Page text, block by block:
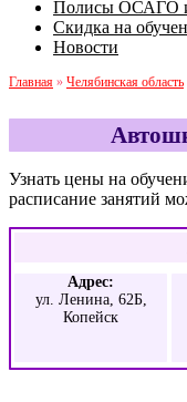
Полисы ОСАГО
Скидка на
Новости
Главная » Челябинская область
Узнать цены на
расписание занятий
Адрес:
ул. Ленина, 62Б,
Копейск